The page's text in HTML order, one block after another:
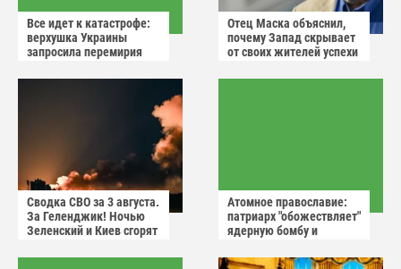
Все идет к катастрофе:
верхушка Украины
запросила перемирия
Отец Маска объяснил,
почему Запад скрывает
от своих жителей успехи
Сводка СВО за 3 августа.
За Геленджик! Ночью
Зеленский и Киев сгорят
Атомное православие:
патриарх "обожествляет"
ядерную бомбу и
"апокалиптических